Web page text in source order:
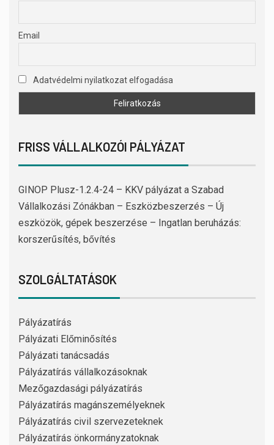
Email
Adatvédelmi nyilatkozat elfogadása
FRISS VÁLLALKOZÓI PÁLYÁZAT
GINOP Plusz-1.2.4-24 – KKV pályázat a Szabad
Vállalkozási Zónákban – Eszközbeszerzés – Új
eszközök, gépek beszerzése – Ingatlan beruházás:
korszerűsítés, bővítés
SZOLGÁLTATÁSOK
Pályázatírás
Pályázati Előminősítés
Pályázati tanácsadás
Pályázatírás vállalkozásoknak
Mezőgazdasági pályázatírás
Pályázatírás magánszemélyeknek
Pályázatírás civil szervezeteknek
Pályázatírás önkormányzatoknak